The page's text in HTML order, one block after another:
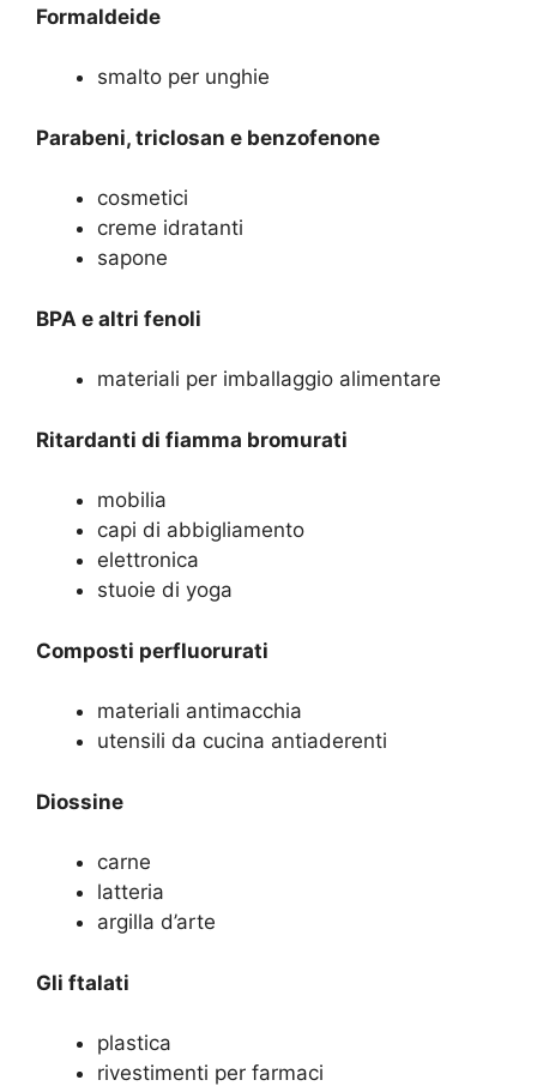
Formaldeide
smalto per unghie
Parabeni, triclosan e benzofenone
cosmetici
creme idratanti
sapone
BPA e altri fenoli
materiali per imballaggio alimentare
Ritardanti di fiamma bromurati
mobilia
capi di abbigliamento
elettronica
stuoie di yoga
Composti perfluorurati
materiali antimacchia
utensili da cucina antiaderenti
Diossine
carne
latteria
argilla d’arte
Gli ftalati
plastica
rivestimenti per farmaci